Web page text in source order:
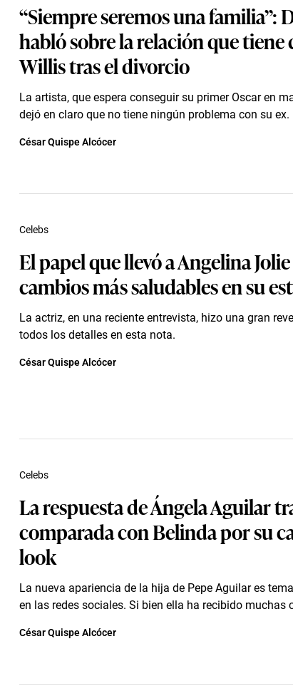
“Siempre seremos una familia”:
habló sobre la relación que tiene
Willis tras el divorcio
La artista, que espera conseguir su primer Oscar en
dejó en claro que no tiene ningún problema con su ex.
César Quispe Alcócer
El papel que llevó a Angelina
cambios más saludables en su
La actriz, en una reciente entrevista, hizo una gran
todos los detalles en esta nota.
Celebs
César Quispe Alcócer
La respuesta de Ángela Aguilar
comparada con Belinda por su
look
La nueva apariencia de la hija de Pepe Aguilar es
en las redes sociales. Si bien ella ha recibido muchas
Celebs
César Quispe Alcócer